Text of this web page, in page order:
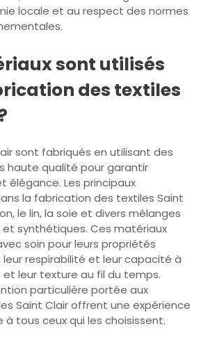
locale et au respect des normes
sont utilisés
des textiles
sont fabriqués en utilisant des
haute qualité pour garantir
élégance. Les principaux
la fabrication des textiles Saint
le lin, la soie et divers mélanges
synthétiques. Ces matériaux
soin pour leurs propriétés
respirabilité et leur capacité à
leur texture au fil du temps.
particulière portée aux
Saint Clair offrent une expérience
tous ceux qui les choisissent.